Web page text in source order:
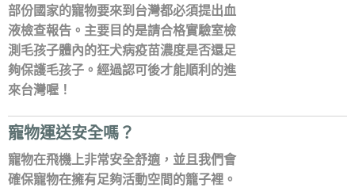
部份國家的寵物要來到台灣都必須提出血
液檢查報告。主要目的是請合格實驗室檢
測毛孩子體內的狂犬病疫苗濃度是否還足
夠保護毛孩子。經過認可後才能順利的進
來台灣喔！
寵物運送安全嗎？
寵物在飛機上非常安全舒適，並且我們會
確保寵物在擁有足夠活動空間的籠子裡。